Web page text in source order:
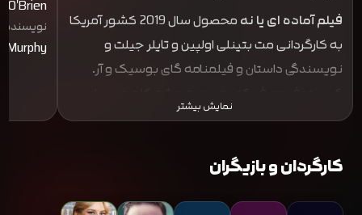
فیلم آماده ای یا نه
محصول سال 2019 کشور آمریکا
به کارگردانی مت بتینلی اولپین و تایلر جیلت و
نویسندگی داستان و فیلمنامه گای بوسیک و آر.
نویسندگی و نگارش فیلمنامه این اثر سینمایی بوده
نمایش بیشتر
O'Brien
نویسنده:
Murphy
کارگردان و بازیگران